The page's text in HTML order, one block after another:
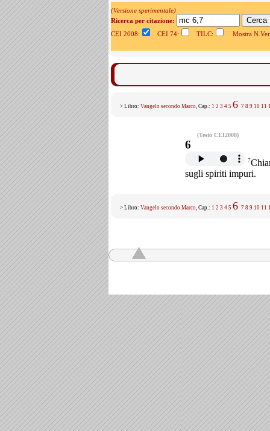
(Versione sperimentale)
Ricerca per citazione:
CEI 2008:
CEI 74: TILC: Mostra
> Libro: Vangelo secondo Marco, Cap.: 1 2 3 4 5 6 7 8 9 10 11
(Testo CEI2008)
6
7
sugli spiriti impuri.
> Libro: Vangelo secondo Marco, Cap.: 1 2 3 4 5 6 7 8 9 10 11